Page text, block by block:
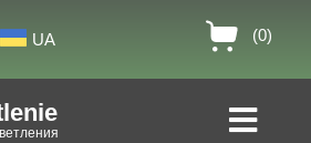
UA (0)